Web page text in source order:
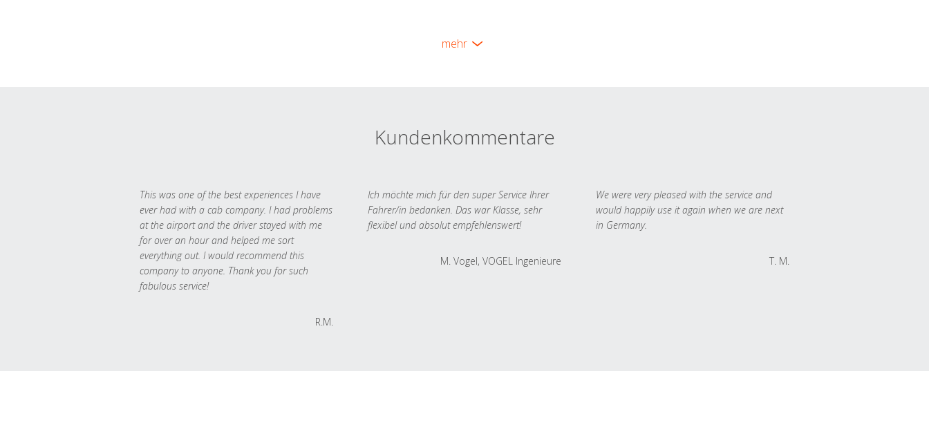
mehr
Kundenkommentare
This was one of the best experiences I have
ever had with a cab company. I had problems
at the airport and the driver stayed with me
for over an hour and helped me sort
everything out. I would recommend this
company to anyone. Thank you for such
fabulous service!
R.M.
Ich möchte mich für den super Service Ihrer
Fahrer/in bedanken. Das war Klasse, sehr
flexibel und absolut empfehlenswert!
M. Vogel, VOGEL Ingenieure
We were very pleased with the service and
would happily use it again when we are next
in Germany.
T. M.